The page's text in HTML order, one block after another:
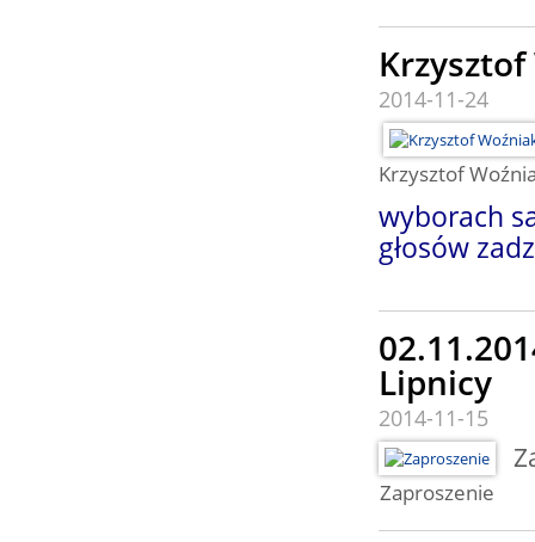
2014-11-24
Krzysztof
wyborach
głosów
Lipnicy
2014-11-15
Zaproszenie